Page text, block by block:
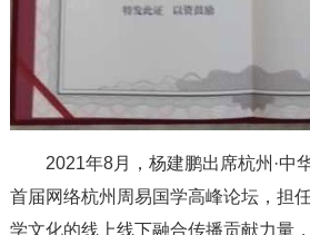
2021年8月，杨建鹏出席杭州·中
首届网络杭州周易国学高峰论坛，担
学文化的线上线下融合传播贡献力量